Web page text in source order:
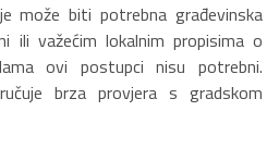
može biti potrebna građevinska
ili važećim lokalnim propisima o
ovi postupci nisu potrebni.
brza provjera s gradskom